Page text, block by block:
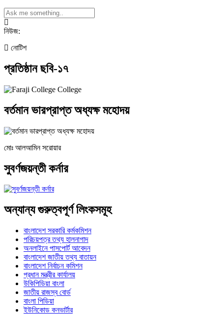
নিউজ:
নোটিশ
প্রতিষ্ঠান ছবি-১৭
বর্তমান ভারপ্রাপ্ত অধ্যক্ষ মহোদয়
মোঃ আলআমিন সরোয়ার
সুবর্ণজয়ন্তী কর্নার
অন্যান্য গুরুত্বপূর্ণ লিংকসমূহ
বাংলাদেশ সরকারি কর্মকমিশন
পরিচয়পত্র তথ্য হালনাগাদ
অনলাইনে পাসপোর্ট আবেদন
বাংলাদেশ জাতীয় তথ্য বাতায়ন
বাংলাদেশ নির্বাচন কমিশন
প্রধান মন্ত্রীর কার্যালয়
উকিপিডিয়া বাংলা
জাতীয় রাজস্ব বোর্ড
বাংলা পিডিয়া
ইউনিকোড কনভার্টার